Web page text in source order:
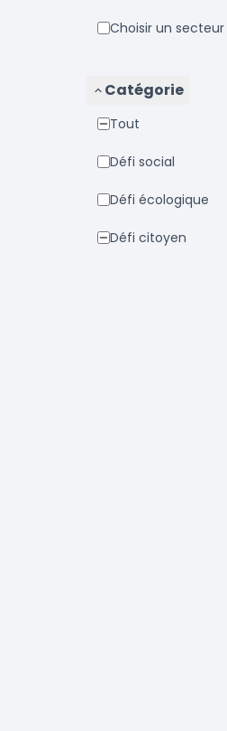
Choisir un secteur
Catégorie
Tout
Défi social
Défi écologique
Défi citoyen